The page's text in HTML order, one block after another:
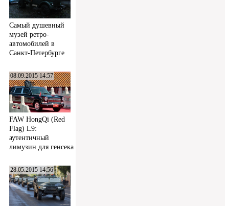
Самый душевный
музей ретро-
автомобилей в
Санкт-Петербурге
08.09.2015 14:57
FAW HongQi (Red
Flag) L9:
аутентичный
лимузин для генсека
28.05.2015 14:56